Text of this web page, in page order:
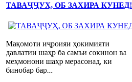
ТАВАҶҶУҲ, ОБ ЗАХИРА КУНЕД!
Мақомоти иҷроияи ҳокимияти
давлатии шаҳр ба самъи сокинон ва
меҳмонони шаҳр мерасонад, ки
бинобар бар...